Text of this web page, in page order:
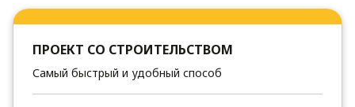
ПРОЕКТ СО СТРОИТЕЛЬСТВОМ
Самый быстрый и удобный способ